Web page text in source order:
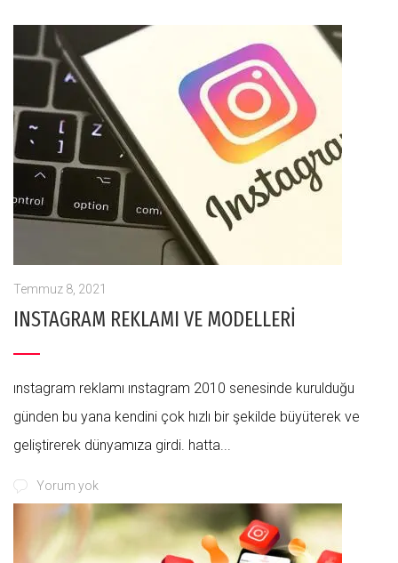
Temmuz 8, 2021
INSTAGRAM REKLAMI VE MODELLERİ
instagram reklamı instagram 2010 senesinde kurulduğu
günden bu yana kendini çok hızlı bir şekilde büyüterek ve
geliştirerek dünyamıza girdi. hatta...
Yorum yok